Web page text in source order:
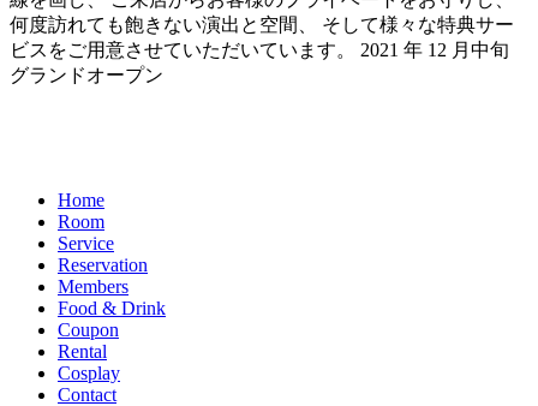
何度訪れても飽きない演出と空間、 そして様々な特典サー
ビスをご用意させていただいています。 2021 年 12 月中旬
グランドオープン
Home
Room
Service
Reservation
Members
Food & Drink
Coupon
Rental
Cosplay
Contact